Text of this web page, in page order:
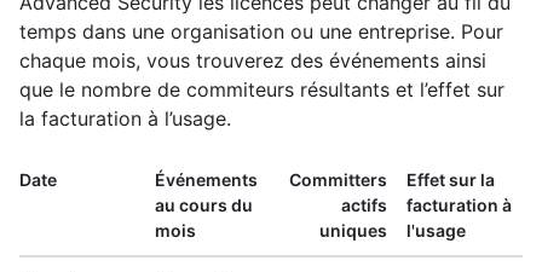
temps dans une organisation ou une entreprise. Pour
chaque mois, vous trouverez des événements ainsi
que le nombre de commiteurs résultants et l’effet sur
la facturation à l’usage.
Date
Événements
au cours du
mois
Committers
actifs
uniques
Effet sur la
facturation à
l'usage